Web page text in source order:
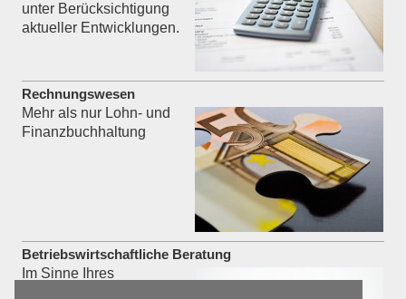
unter Berücksichtigung
aktueller Entwicklungen.
Rechnungswesen
Mehr als nur Lohn- und
Finanzbuchhaltung
Betriebswirtschaftliche Beratung
Im Sinne Ihres